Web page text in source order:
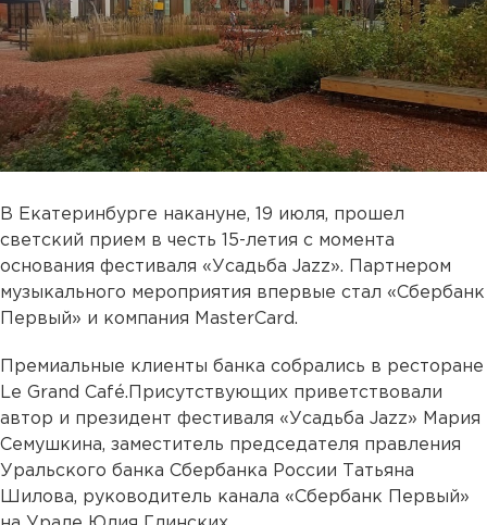
В Екатеринбурге накануне, 19 июля, прошел
светский прием в честь 15-летия с момента
основания фестиваля «Усадьба Jazz». Партнером
музыкального мероприятия впервые стал «Сбербанк
Первый» и компания MasterCard.
Премиальные клиенты банка собрались в ресторане
Le Grand Café.Присутствующих приветствовали
автор и президент фестиваля «Усадьба Jazz» Мария
Семушкина, заместитель председателя правления
Уральского банка Сбербанка России Татьяна
Шилова, руководитель канала «Сбербанк Первый»